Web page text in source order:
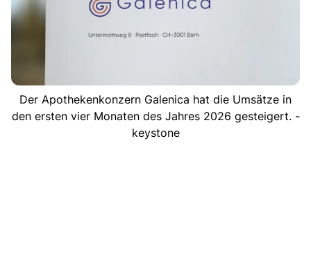
Der Apothekenkonzern Galenica hat die Umsätze in
den ersten vier Monaten des Jahres 2026 gesteigert. -
keystone